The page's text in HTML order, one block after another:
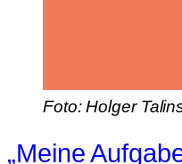
Foto: Holger
„Meine